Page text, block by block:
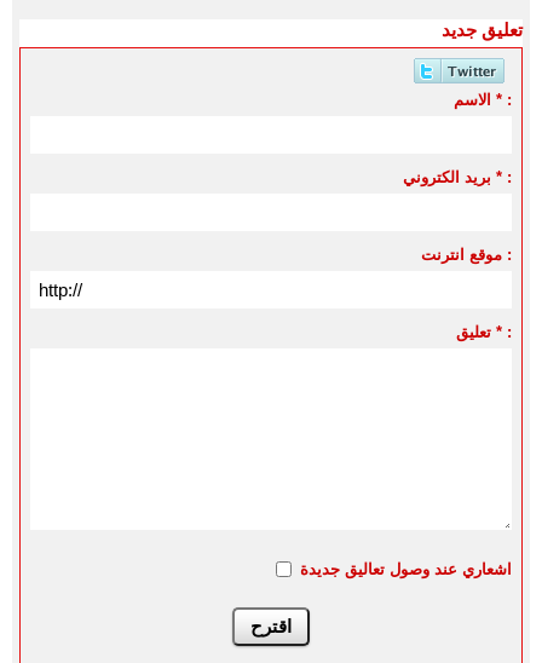
تعليق جديد
الاسم * :
بريد الكتروني * :
موقع انترنت :
تعليق * :
اشعاري عند وصول تعاليق جديدة